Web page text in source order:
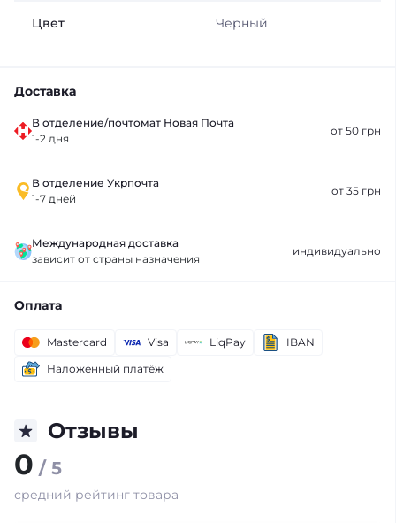
Цвет Черный
Доставка
В отделение/почтомат Новая Почта
1-2 дня
от 50 грн
В отделение Укрпочта
1-7 дней
от 35 грн
Международная доставка
зависит от страны назначения
индивидуально
Оплата
Mastercard Visa LiqPay
IBAN
Наложенный платёж
Отзывы
0 / 5
средний рейтинг товара